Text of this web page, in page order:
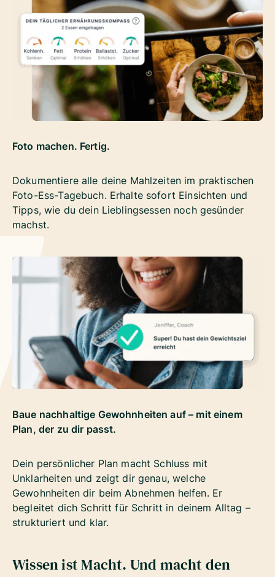
Foto machen. Fertig.
Dokumentiere alle deine Mahlzeiten im praktischen
Foto-Ess-Tagebuch. Erhalte sofort Einsichten und
Tipps, wie du dein Lieblingsessen noch gesünder
machst.
Baue nachhaltige Gewohnheiten auf – mit einem
Plan, der zu dir passt.
Dein persönlicher Plan macht Schluss mit
Unklarheiten und zeigt dir genau, welche
Gewohnheiten dir beim Abnehmen helfen. Er
begleitet dich Schritt für Schritt in deinem Alltag –
strukturiert und klar.
Wissen ist Macht. Und macht den